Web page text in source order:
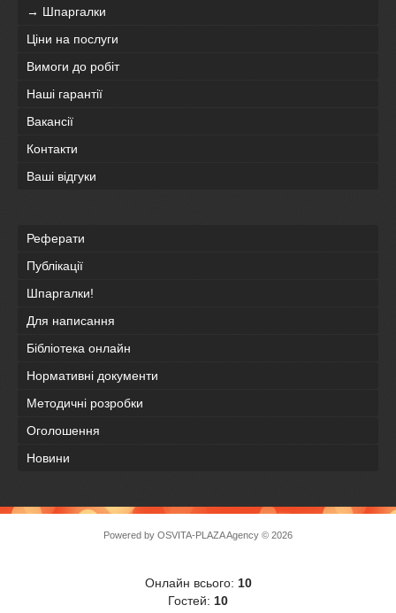
→ Шпаргалки
Ціни на послуги
Вимоги до робіт
Наші гарантії
Вакансії
Контакти
Ваші відгуки
Реферати
Публікації
Шпаргалки!
Для написання
Бібліотека онлайн
Нормативні документи
Методичні розробки
Оголошення
Новини
Powered by OSVITA-PLAZA Agency © 2026
Онлайн всього: 10
Гостей: 10